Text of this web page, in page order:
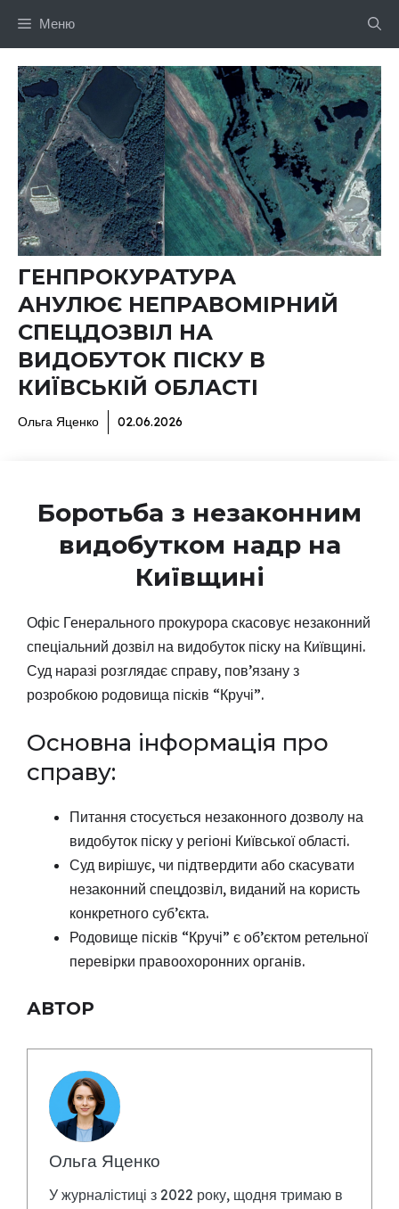
Меню
ГЕНПРОКУРАТУРА
АНУЛЮЄ НЕПРАВОМІРНИЙ
СПЕЦДОЗВІЛ НА
ВИДОБУТОК ПІСКУ В
КИЇВСЬКІЙ ОБЛАСТІ
Ольга Яценко 02.06.2026
Боротьба з незаконним
видобутком надр на
Київщині
Офіс Генерального прокурора скасовує незаконний
спеціальний дозвіл на видобуток піску на Київщині.
Суд наразі розглядає справу, пов’язану з
розробкою родовища пісків “Кручі”.
Основна інформація про
справу:
Питання стосується незаконного дозволу на
видобуток піску у регіоні Київської області.
Суд вирішує, чи підтвердити або скасувати
незаконний спецдозвіл, виданий на користь
конкретного суб’єкта.
Родовище пісків “Кручі” є об’єктом ретельної
перевірки правоохоронних органів.
АВТОР
Ольга Яценко
У журналістиці з 2022 року, щодня тримаю в